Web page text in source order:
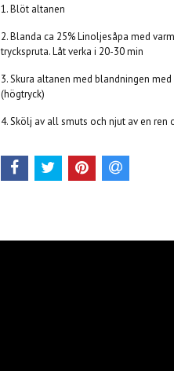
1. Blöt altanen
2. Blanda ca 25% Linoljesåpa med
tryckspruta. Låt verka i 20-30 min
3. Skura altanen med blandningen
(högtryck)
4. Skölj av all smuts och njut av en ren